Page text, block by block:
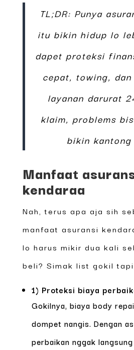
TL;DR: Punya
itu bikin hidup lo
dapet proteksi
cepat, towing, dan
layanan darurat
klaim, problems
bikin
Manfaat
kendaraa
Nah, terus apa aja sih
manfaat asuransi
lo harus mikir dua kali
beli? Simak list gokil
1) Proteksi biaya
Gokilnya, biaya body
dompet nangis. Dengan
perbaikan nggak